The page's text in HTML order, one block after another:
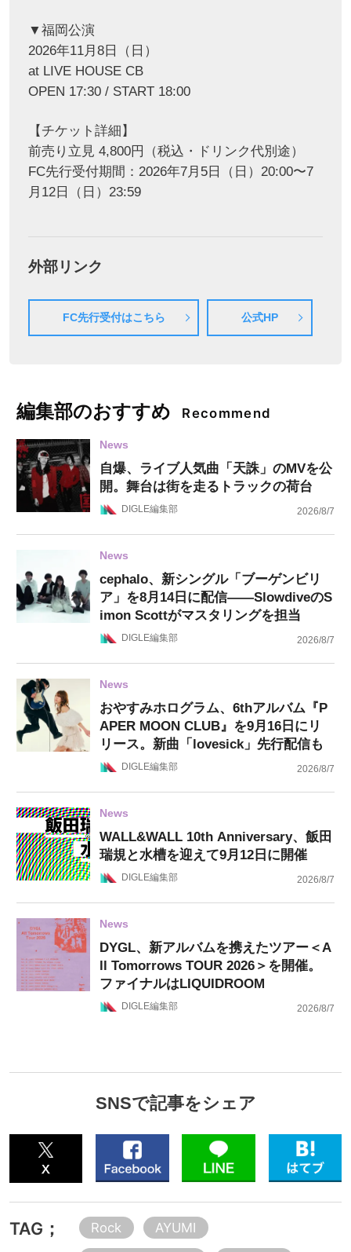
▼福岡公演
2026年11月8日（日）
at LIVE HOUSE CB
OPEN 17:30 / START 18:00
【チケット詳細】
前売り立見 4,800円（税込・ドリンク代別途）
FC先行受付期間：2026年7月5日（日）20:00〜7
月12日（日）23:59
外部リンク
FC先行受付はこちら 公式HP
編集部のおすすめ Recommend
News
自爆、ライブ人気曲「天誅」のMVを公
開。舞台は街を走るトラックの荷台
DIGLE編集部 2026/8/7
News
cephalo、新シングル「ブーゲンビリ
ア」を8月14日に配信——SlowdiveのS
imon Scottがマスタリングを担当
DIGLE編集部 2026/8/7
News
おやすみホログラム、6thアルバム『P
APER MOON CLUB』を9月16日にリ
リース。新曲「lovesick」先行配信も
DIGLE編集部 2026/8/7
News
WALL&WALL 10th Anniversary、飯田
瑞規と水槽を迎えて9月12日に開催
DIGLE編集部 2026/8/7
News
DYGL、新アルバムを携えたツアー＜A
ll Tomorrows TOUR 2026＞を開催。
ファイナルはLIQUIDROOM
DIGLE編集部 2026/8/7
SNSで記事をシェア
TAG； Rock
AYUMI